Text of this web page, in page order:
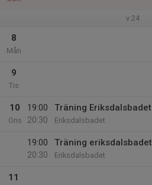
v.24
8
Mån
9
Tis
10
Ons
19:00
20:30
Träning Eriksdalsbadet
Eriksdalsbadet
19:00
20:30
Träning eriksdalsbadet
Eriksdalsbadet
11